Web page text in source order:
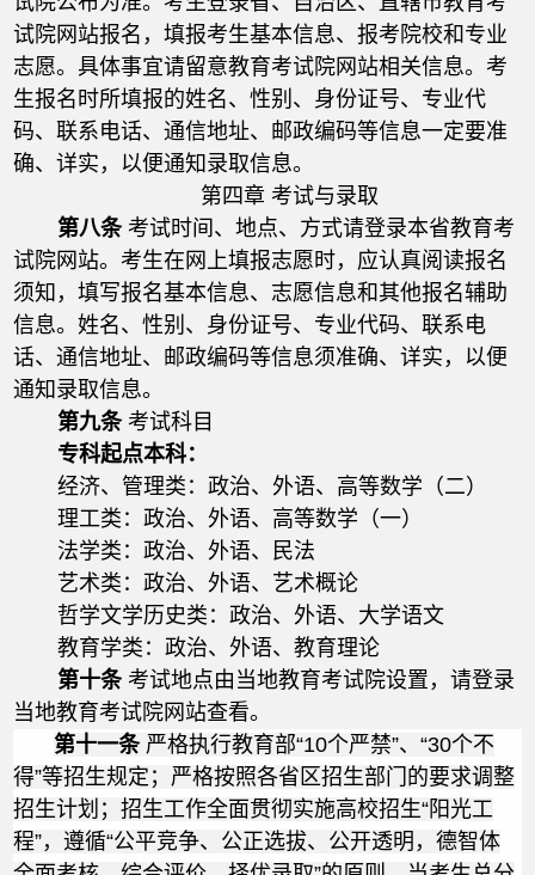
试院网站报名，填报考生基本信息、报考院校和专业
志愿。具体事宜请留意教育考试院网站相关信息。考
生报名时所填报的姓名、性别、身份证号、专业代
码、联系电话、通信地址、邮政编码等信息一定要准
确、详实，以便通知录取信息。
第四章 考试与录取
第八条 考试时间、地点、方式请登录本省教育考
试院网站。考生在网上填报志愿时，应认真阅读报名
须知，填写报名基本信息、志愿信息和其他报名辅助
信息。姓名、性别、身份证号、专业代码、联系电
话、通信地址、邮政编码等信息须准确、详实，以便
通知录取信息。
第九条 考试科目
专科起点本科：
经济、管理类：政治、外语、高等数学（二）
理工类：政治、外语、高等数学（一）
法学类：政治、外语、民法
艺术类：政治、外语、艺术概论
哲学文学历史类：政治、外语、大学语文
教育学类：政治、外语、教育理论
第十条 考试地点由当地教育考试院设置 ，请登录
当地教育考试院网站查看。
第十一条 严格执行教育部“10个严禁”、“30个不
得”等招生规定；严格按照各省区招生部门的要求调整
招生计划；招生工作全面贯彻实施高校招生“阳光工
程”，遵循“公平竞争、公正选拔、公开透明，德智体